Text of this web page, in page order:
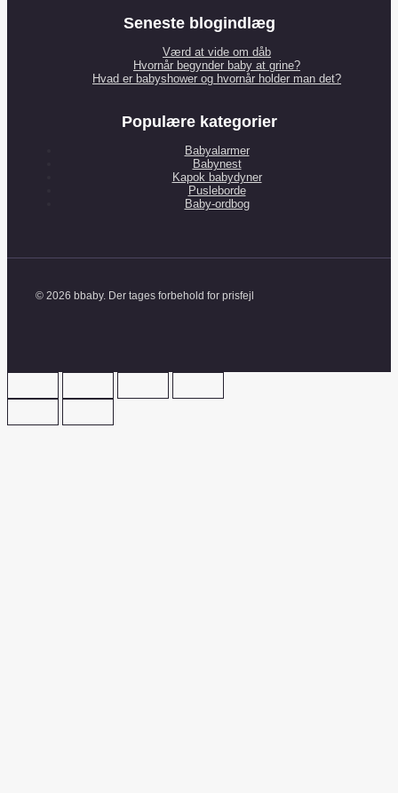
Seneste blogindlæg
Værd at vide om dåb
Hvornår begynder baby at grine?
Hvad er babyshower og hvornår holder man det?
Populære kategorier
Babyalarmer
Babynest
Kapok babydyner
Pusleborde
Baby-ordbog
© 2026 bbaby. Der tages forbehold for prisfejl